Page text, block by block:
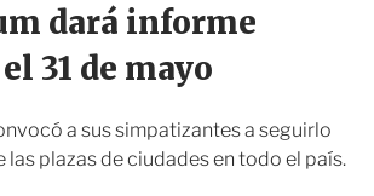
r
dará informe
31 de mayo
a sus simpatizantes a seguirlo
las plazas de ciudades en todo el país.